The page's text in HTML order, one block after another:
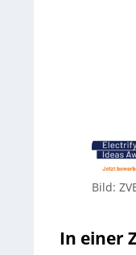
Bild:
In einer